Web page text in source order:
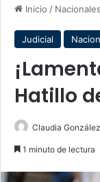
Inicio / Nacionales
Judicial
Hatillo
Claudia
1 minuto de lectura